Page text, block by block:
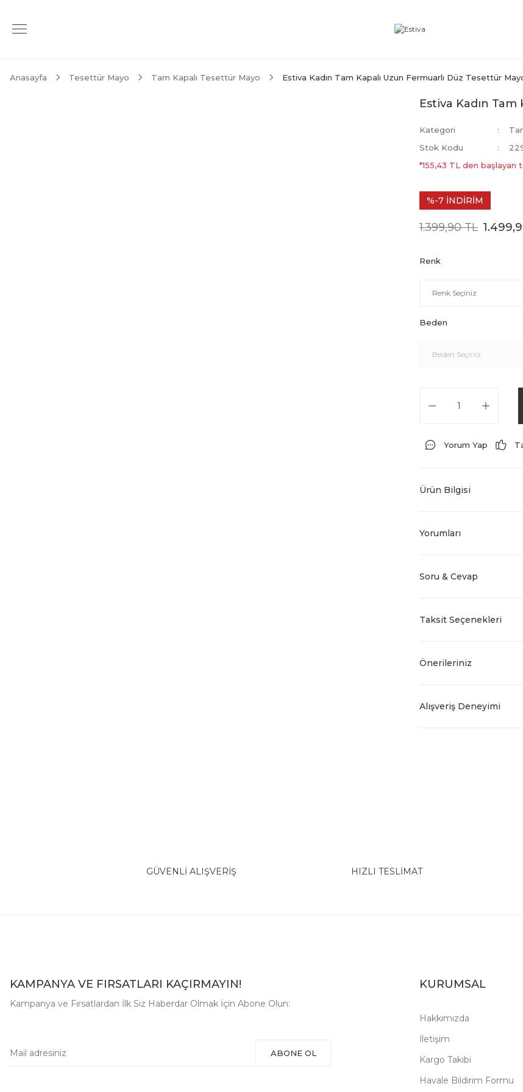
Anasayfa Tesettür Mayo Tam Kapalı Tesettür Mayo Estiva Kadın Tam Kapalı Uzun Fermuarlı Düz Tesettür
Estiva Kadın
Kategori
Stok Kodu
*155,43 TL den başlayan
%-7 İNDİRİM
1.399,90 TL
Renk
Beden
Yorum Yap
Ürün Bilgisi
Yorumları
Soru & Cevap
Taksit Seçenekleri
Önerileriniz
Alışveriş Deneyimi
GÜVENLİ ALIŞVERİŞ HIZLI TESLİMAT
KAMPANYA VE FIRSATLARI KAÇIRMAYIN!
Kampanya ve Fırsatlardan İlk Siz Haberdar Olmak İçin Abone Olun:
ABONE OL
KURUMSAL
Hakkımızda
İletişim
Kargo Takibi
Havale Bildirim Formu